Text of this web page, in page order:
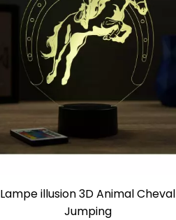
Lampe illusion 3D Animal Cheval
Jumping